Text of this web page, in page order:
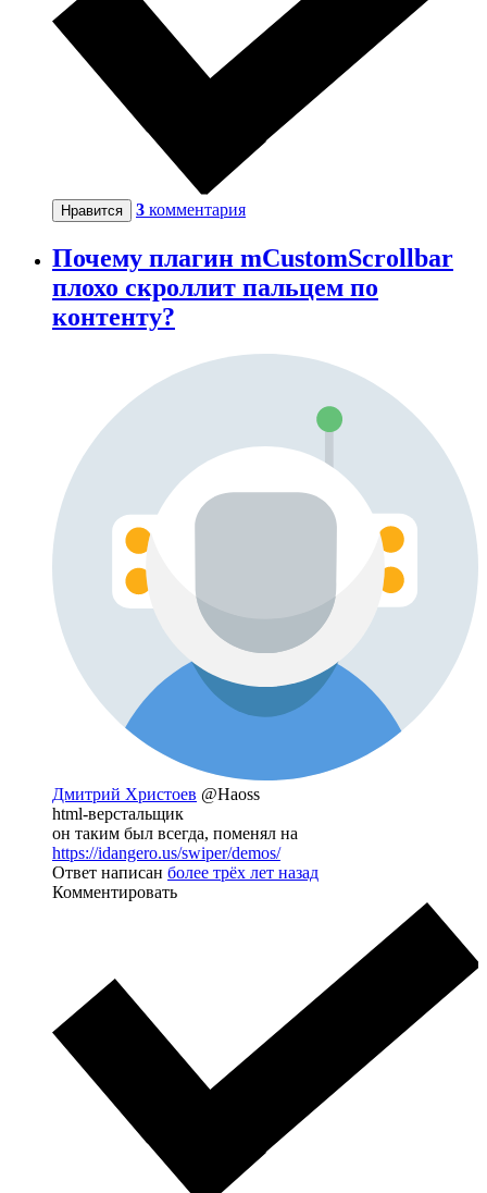
Нравится 3 комментария
Почему плагин mCustomScrollbar
плохо скроллит пальцем по
контенту?
Дмитрий Христоев @Haoss
html-верстальщик
он таким был всегда, поменял на
https://idangero.us/swiper/demos/
Ответ написан более трёх лет назад
Комментировать